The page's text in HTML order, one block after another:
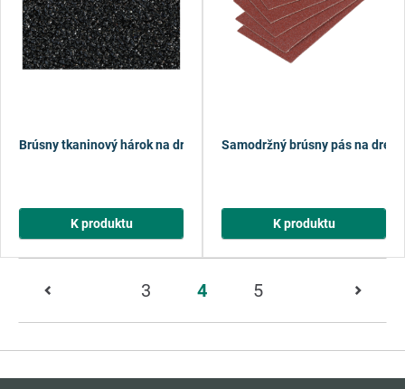
Brúsny tkaninový hárok na drevo/kov
K produktu
Samodržný brúsny pás na
K produktu
3 4Strana
4
5